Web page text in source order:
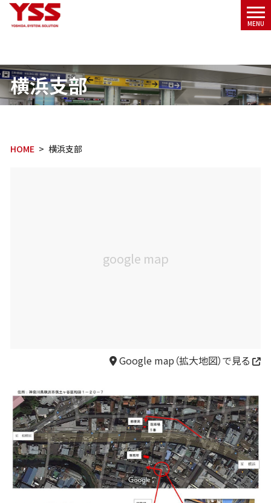
横浜支部
HOME 横浜支部
Google map（拡大地図）で見る
メニ
MENU